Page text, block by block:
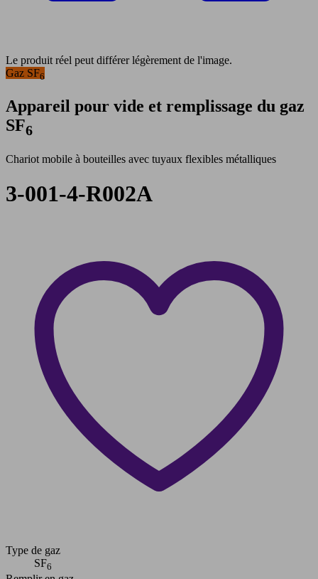
Le produit réel peut différer légèrement de l'image.
Gaz SF6
Appareil pour vide et remplissage du gaz
SF6
Chariot mobile à bouteilles avec tuyaux flexibles métalliques
3-001-4-R002A
Type de gaz
SF6